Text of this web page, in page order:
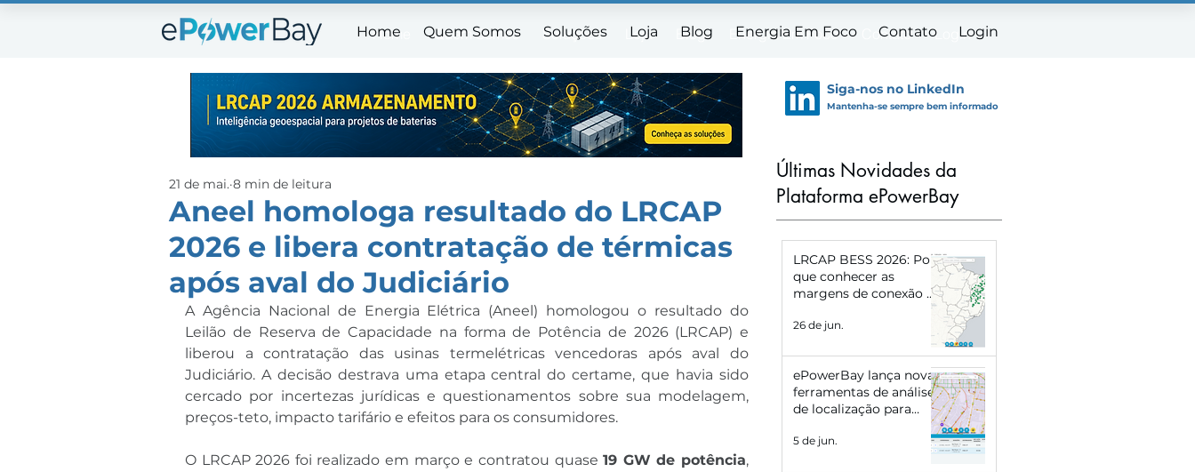
Home Quem Somos Soluções Loja Blog Energia Em Foco Contato Login
Home Quem Somos Soluções Loja Blog Energia Em Foco Contato Login
Siga-nos no LinkedIn
Mantenha-se sempre bem informado
Aneel homologa resultado do LRCAP
2026 e libera contratação de térmicas
após aval do Judiciário
21 de mai. 8 min de leitura
A Agência Nacional de Energia Elétrica (Aneel) homologou o resultado do
Leilão de Reserva de Capacidade na forma de Potência de 2026 (LRCAP) e
liberou a contratação das usinas termelétricas vencedoras após aval do
Judiciário. A decisão destrava uma etapa central do certame, que havia sido
cercado por incertezas jurídicas e questionamentos sobre sua modelagem,
preços-teto, impacto tarifário e efeitos para os consumidores.
O LRCAP 2026 foi realizado em março e contratou quase 19 GW de potência,
Últimas Novidades da
Plataforma ePowerBay
LRCAP BESS 2026: Por
que conhecer as
margens de conexão de
definir o sucesso do
26 de jun.
ePowerBay lança novas
ferramentas de análise
de localização para
Eletropostos e Geração
Distribuída
5 de jun.